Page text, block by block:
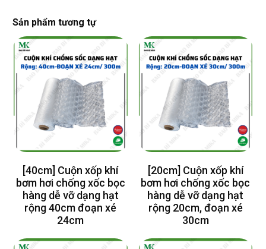
Sản phẩm tương tự
[40cm] Cuộn xốp khí
bơm hơi chống xốc bọc
hàng dễ vỡ dạng hạt
rộng 40cm đoạn xé
24cm
[20cm] Cuộn xốp khí
bơm hơi chống xốc bọc
hàng dễ vỡ dạng hạt
rộng 20cm, đoạn xé
30cm